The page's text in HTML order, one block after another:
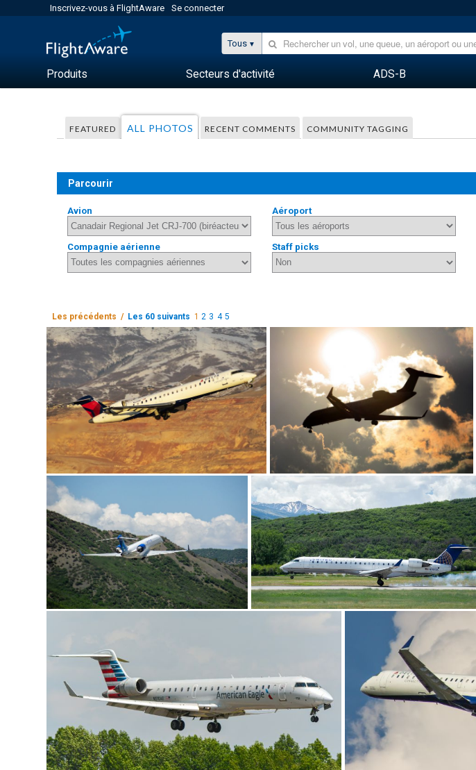
Inscrivez-vous à FlightAware Se connecter
Tous
Produits Secteurs d'activité ADS-B
FEATURED ALL PHOTOS RECENT COMMENTS COMMUNITY TAGGING
Parcourir
Avion Aéroport
Compagnie aérienne Staff picks
Les précédents / Les 60 suivants 1 2 3 4 5